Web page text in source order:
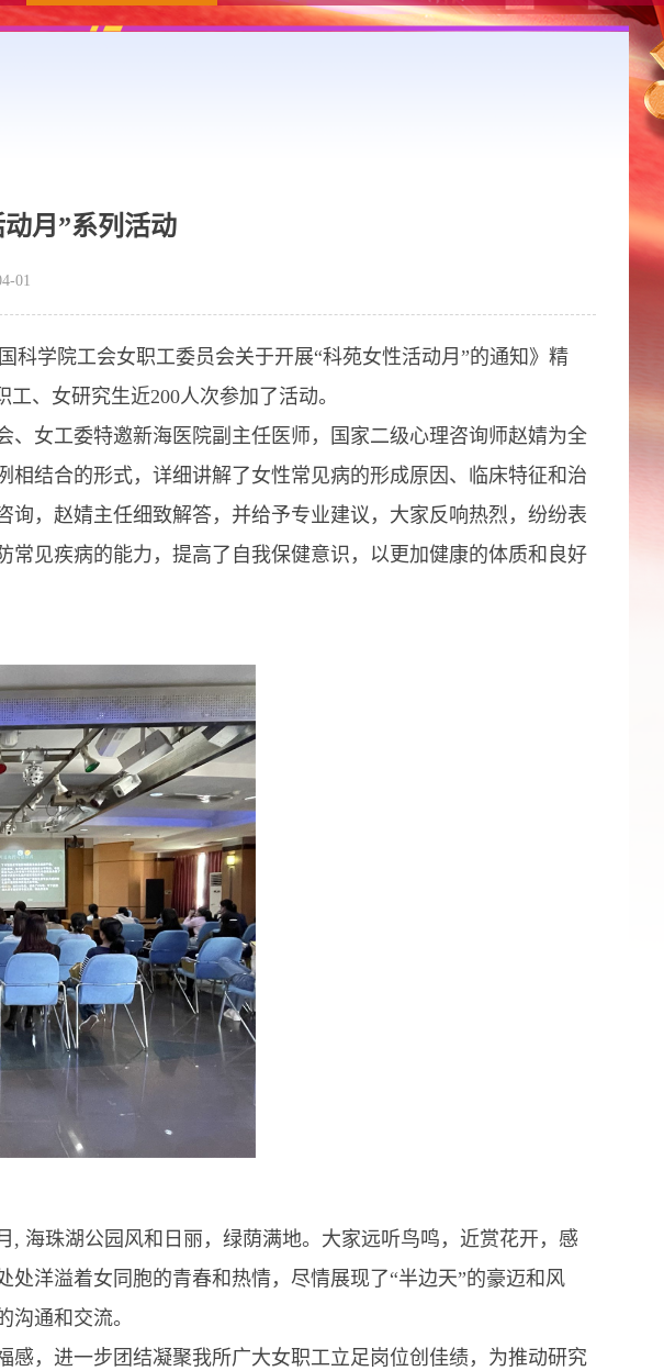
月”系列活动
01
学院工会女职工委员会关于开展“科苑女性活动月”的通知》精
、女研究生近200人次参加了活动。
女工委特邀新海医院副主任医师，国家二级心理咨询师赵婧为全
结合的形式，详细讲解了女性常见病的形成原因、临床特征和治
，赵婧主任细致解答，并给予专业建议，大家反响热烈，纷纷表
见疾病的能力，提高了自我保健意识，以更加健康的体质和良好
珠湖公园风和日丽，绿荫满地。大家远听鸟鸣，近赏花开，感
洋溢着女同胞的青春和热情，尽情展现了“半边天”的豪迈和风
通和交流。
，进一步团结凝聚我所广大女职工立足岗位创佳绩，为推动研究